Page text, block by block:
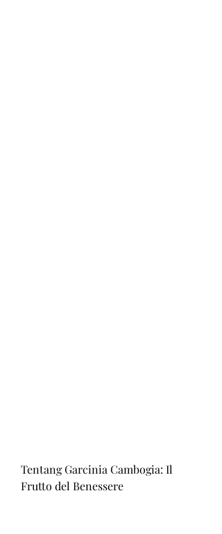
Tentang Garcinia Cambogia: Il
Frutto del Benessere